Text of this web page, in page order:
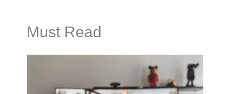
Must Read